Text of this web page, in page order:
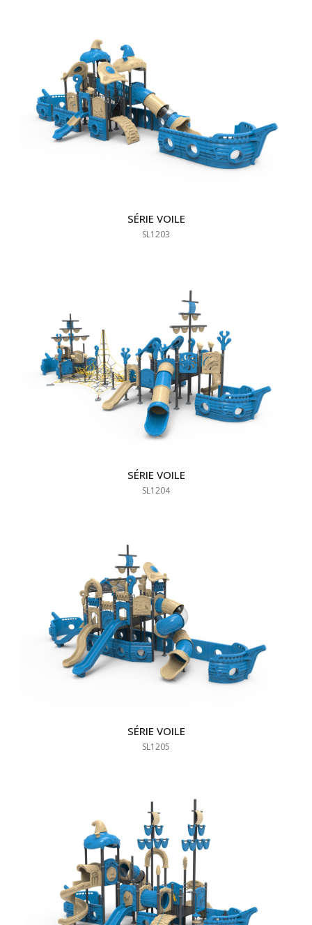
SÉRIE VOILE
SL1203
SÉRIE VOILE
SL1204
SÉRIE VOILE
SL1205